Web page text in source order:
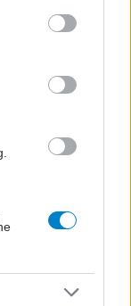
may click to
party tags to
below Google